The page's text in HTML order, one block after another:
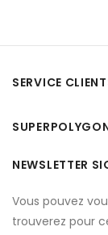
SERVICE
NEWSLETTER
Vous pouvez
trouverez pour